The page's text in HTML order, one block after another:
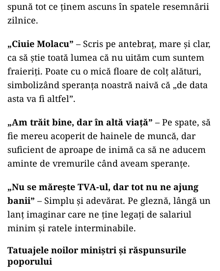
spună tot ce ținem ascuns în spatele resemnării
zilnice.
„Ciuie Molacu” – Scris pe antebraț, mare și clar,
ca să știe toată lumea că nu uităm cum suntem
fraieriți. Poate cu o mică floare de colț alături,
simbolizând speranța noastră naivă că „de data
asta va fi altfel”.
„Am trăit bine, dar în altă viață” – Pe spate, să
fie mereu acoperit de hainele de muncă, dar
suficient de aproape de inimă ca să ne aducem
aminte de vremurile când aveam speranțe.
„Nu se mărește TVA-ul, dar tot nu ne ajung
banii” – Simplu și adevărat. Pe gleznă, lângă un
lanț imaginar care ne ține legați de salariul
minim și ratele interminabile.
Tatuajele noilor miniștri și răspunsurile
poporului